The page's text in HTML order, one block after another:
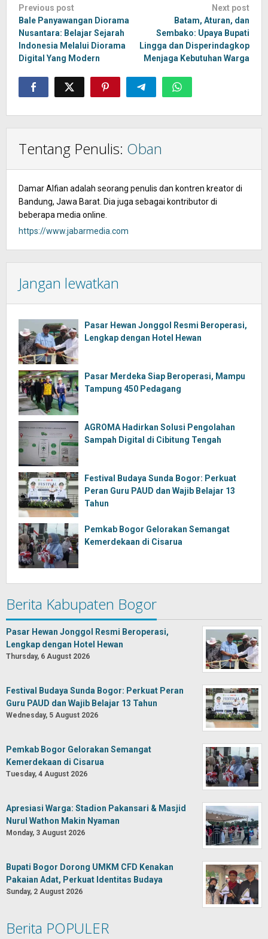
Post
navigation
Previous post
Bale Panyawangan Diorama
Nusantara: Belajar Sejarah
Indonesia Melalui Diorama
Digital Yang Modern
Next post
Batam, Aturan, dan
Sembako: Upaya Bupati
Lingga dan Disperindagkop
Menjaga Kebutuhan Warga
Tentang Penulis: Oban
Damar Alfian adalah seorang penulis dan kontren kreator di
Bandung, Jawa Barat. Dia juga sebagai kontributor di
beberapa media online.
https://www.jabarmedia.com
Jangan lewatkan
Pasar Hewan Jonggol Resmi Beroperasi,
Lengkap dengan Hotel Hewan
Pasar Merdeka Siap Beroperasi, Mampu
Tampung 450 Pedagang
AGROMA Hadirkan Solusi Pengolahan
Sampah Digital di Cibitung Tengah
Festival Budaya Sunda Bogor: Perkuat
Peran Guru PAUD dan Wajib Belajar 13
Tahun
Pemkab Bogor Gelorakan Semangat
Kemerdekaan di Cisarua
Berita Kabupaten Bogor
Pasar Hewan Jonggol Resmi Beroperasi,
Lengkap dengan Hotel Hewan
Thursday, 6 August 2026
Festival Budaya Sunda Bogor: Perkuat Peran
Guru PAUD dan Wajib Belajar 13 Tahun
Wednesday, 5 August 2026
Pemkab Bogor Gelorakan Semangat
Kemerdekaan di Cisarua
Tuesday, 4 August 2026
Apresiasi Warga: Stadion Pakansari & Masjid
Nurul Wathon Makin Nyaman
Monday, 3 August 2026
Bupati Bogor Dorong UMKM CFD Kenakan
Pakaian Adat, Perkuat Identitas Budaya
Sunday, 2 August 2026
Berita POPULER